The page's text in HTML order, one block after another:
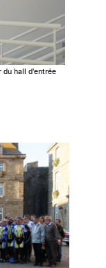
du hall d'entrée